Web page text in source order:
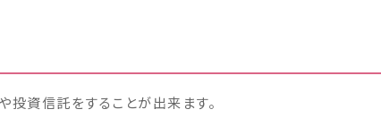
投資信託をすることが出来ます。